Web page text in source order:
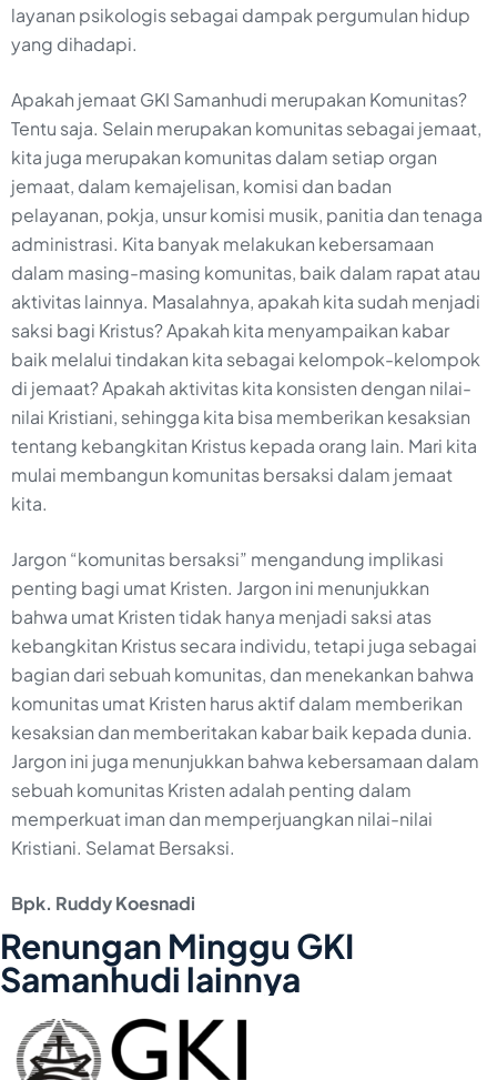
layanan psikologis sebagai dampak pergumulan hidup
yang dihadapi.
Apakah jemaat GKI Samanhudi merupakan Komunitas?
Tentu saja. Selain merupakan komunitas sebagai jemaat,
kita juga merupakan komunitas dalam setiap organ
jemaat, dalam kemajelisan, komisi dan badan
pelayanan, pokja, unsur komisi musik, panitia dan tenaga
administrasi. Kita banyak melakukan kebersamaan
dalam masing-masing komunitas, baik dalam rapat atau
aktivitas lainnya. Masalahnya, apakah kita sudah menjadi
saksi bagi Kristus? Apakah kita menyampaikan kabar
baik melalui tindakan kita sebagai kelompok-kelompok
di jemaat? Apakah aktivitas kita konsisten dengan nilai-
nilai Kristiani, sehingga kita bisa memberikan kesaksian
tentang kebangkitan Kristus kepada orang lain. Mari kita
mulai membangun komunitas bersaksi dalam jemaat
kita.
Jargon “komunitas bersaksi” mengandung implikasi
penting bagi umat Kristen. Jargon ini menunjukkan
bahwa umat Kristen tidak hanya menjadi saksi atas
kebangkitan Kristus secara individu, tetapi juga sebagai
bagian dari sebuah komunitas, dan menekankan bahwa
komunitas umat Kristen harus aktif dalam memberikan
kesaksian dan memberitakan kabar baik kepada dunia.
Jargon ini juga menunjukkan bahwa kebersamaan dalam
sebuah komunitas Kristen adalah penting dalam
memperkuat iman dan memperjuangkan nilai-nilai
Kristiani. Selamat Bersaksi.
Bpk. Ruddy Koesnadi
Renungan Minggu GKI
Samanhudi lainnya